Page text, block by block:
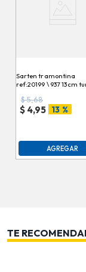
Sarten tramontina
ref:20199 \ 937 13cm
$5,68
$ 4,95 13 %
AGREGAR
TE